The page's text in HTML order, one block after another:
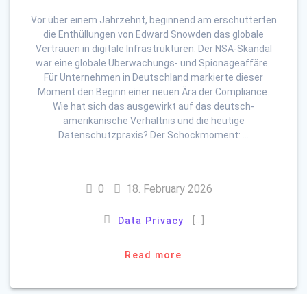
Vor über einem Jahrzehnt, beginnend am erschütterten
die Enthüllungen von Edward Snowden das globale
Vertrauen in digitale Infrastrukturen. Der NSA-Skandal
war eine globale Überwachungs- und Spionageaffäre..
Für Unternehmen in Deutschland markierte dieser
Moment den Beginn einer neuen Ära der Compliance.
Wie hat sich das ausgewirkt auf das deutsch-
amerikanische Verhältnis und die heutige
Datenschutzpraxis? Der Schockmoment: …
0 18. February 2026
Data Privacy
Read more